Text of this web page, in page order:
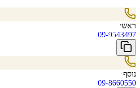
ראשי
09-9543497
נוסף
09-8660550